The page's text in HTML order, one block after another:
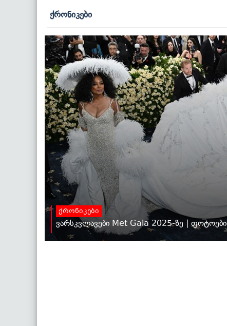
ქრონიკები
ქრონიკები
ვარსკვლავები Met Gala 2025-ზე | ფოტოები